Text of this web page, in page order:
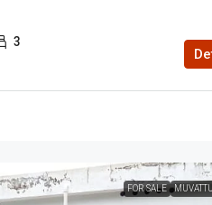
3
FOR SALE